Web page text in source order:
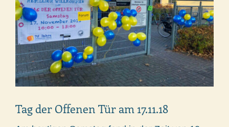
Tag der Offenen Tür am 17.11.18